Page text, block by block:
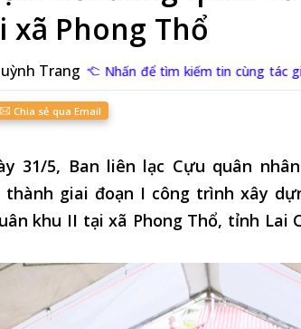
xã Phong Thổ
Trang Nhấn để tìm kiếm tin cùng tác
Chia sẻ qua Email
31/5, Ban liên lạc Cựu quân
thành giai đoạn I công trình xây
khu II tại xã Phong Thổ, tỉnh Lai